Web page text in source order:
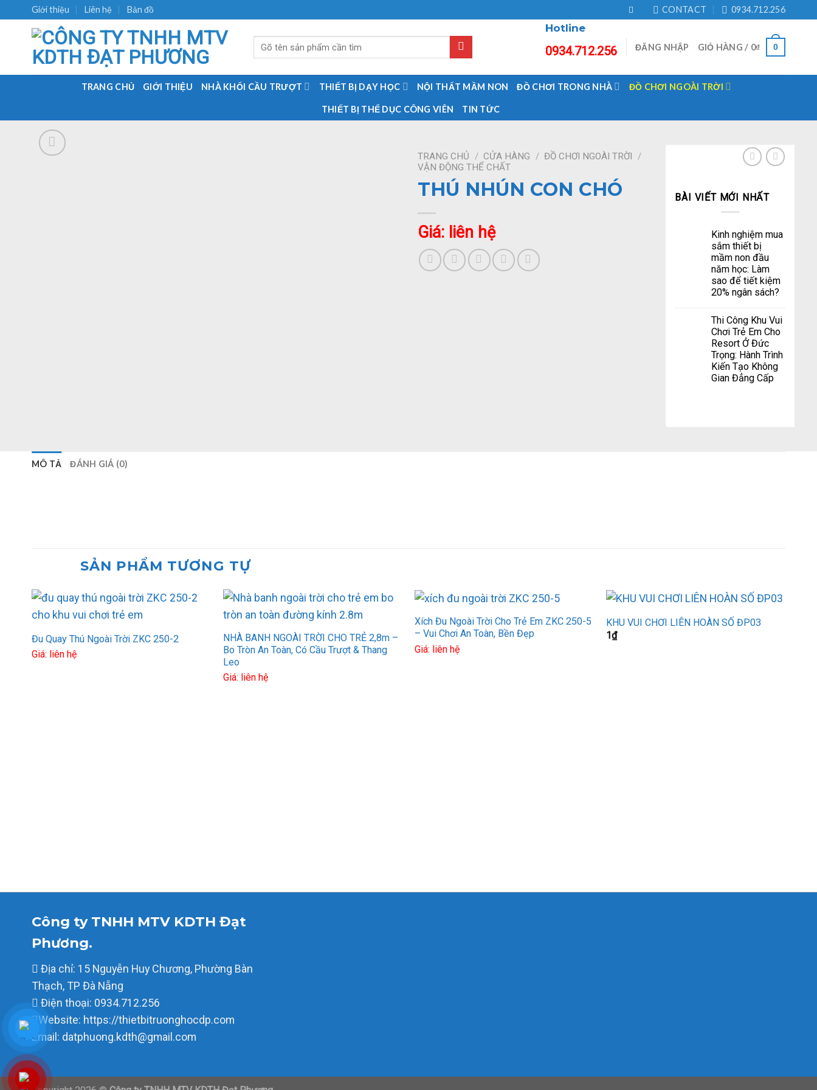
content
Giới thiệu Liên hệ Bản đồ CONTACT 0934.712.256
Hotline
0934.712.256 ĐĂNG NHẬP GIỎ HÀNG / 0₫ 0
TRANG CHỦ GIỚI THIỆU NHÀ KHỐI CẦU TRƯỢT THIẾT BỊ DẠY HỌC NỘI THẤT MẦM NON ĐỒ CHƠI TRONG NHÀ ĐỒ CHƠI NGOÀI TRỜI
THIẾT BỊ THỂ DỤC CÔNG VIÊN TIN TỨC
TRANG CHỦ / CỬA HÀNG / ĐỒ CHƠI NGOÀI TRỜI /
VẬN ĐỘNG THỂ CHẤT
THÚ NHÚN CON CHÓ
Giá: liên hệ
BÀI VIẾT MỚI NHẤT
Kinh nghiệm mua
sắm thiết bị
mầm non đầu
năm học: Làm
sao để tiết kiệm
20% ngân sách?
Thi Công Khu Vui
Chơi Trẻ Em Cho
Resort Ở Đức
Trọng: Hành Trình
Kiến Tạo Không
Gian Đẳng Cấp
MÔ TẢ ĐÁNH GIÁ (0)
SẢN PHẨM TƯƠNG TỰ
Đu Quay Thú Ngoài Trời ZKC 250-2
Giá: liên hệ
NHÀ BANH NGOÀI TRỜI CHO TRẺ 2,8m –
Bo Tròn An Toàn, Có Cầu Trượt & Thang
Leo
Giá: liên hệ
Xích Đu Ngoài Trời Cho Trẻ Em ZKC 250-5
– Vui Chơi An Toàn, Bền Đẹp
Giá: liên hệ
KHU VUI CHƠI LIÊN HOÀN SỐ ĐP03
1 ₫
Công ty TNHH MTV KDTH Đạt
Phương.
Địa chỉ: 15 Nguyễn Huy Chương, Phường Bàn
Thạch, TP Đà Nẵng
Điện thoại: 0934.712.256
Website: https://thietbitruonghocdp.com
Email: datphuong.kdth@gmail.com